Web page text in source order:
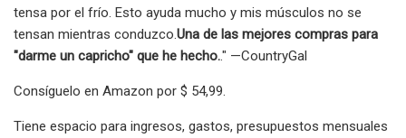
tensa por el frío. Esto ayuda mucho y mis músculos no se
tensan mientras conduzco.Una de las mejores compras para
"darme un capricho" que he hecho.." —CountryGal
Consíguelo en Amazon por $ 54,99.
Tiene espacio para ingresos, gastos, presupuestos mensuales